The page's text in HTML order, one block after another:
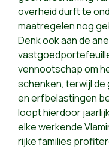
overheid durft te
maatregelen nog
Denk ook aan de
vennootschap om
schenken, terwijl de
en erfbelastingen
loopt hierdoor
elke werkende
rijke families